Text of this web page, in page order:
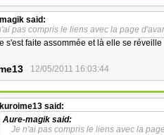
said:
pas compris le liens avec la page
s'est faite assommée et là elle se
12/05/2011 16:03:44
kuroime13 said:
Aure-magik said:
Je n'ai pas compris le liens avec la